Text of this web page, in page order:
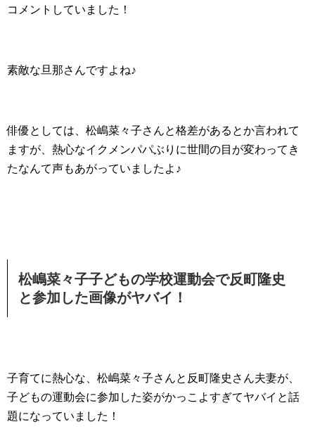
コメントしていました！
素敵な旦那さんですよね♪
俳優としては、松嶋菜々子さんと格差があるとか言われて
ますが、熱心なイクメンパパぶりに世間の目が変わってき
たなんて声もあがっていましたよ♪
松嶋菜々子子どもの学校運動会で反町隆史
と参加した画像がヤバイ！
子育てに熱心な、松嶋菜々子さんと反町隆史さん夫妻が、
子どもの運動会に参加した姿がかっこよすぎてヤバイと話
題になっていました！